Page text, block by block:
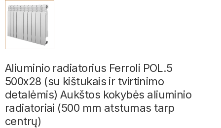
Aliuminio radiatorius Ferroli POL.5
500x28 (su kištukais ir tvirtinimo
detalėmis) Aukštos kokybės aliuminio
radiatoriai (500 mm atstumas tarp
centrų)